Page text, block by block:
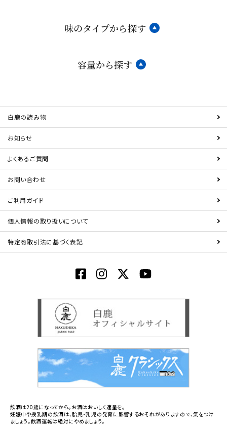
味のタイプから探す
容量から探す
白鹿の読み物
お知らせ
よくあるご質問
お問い合わせ
ご利用ガイド
個人情報の取り扱いについて
特定商取引法に基づく表記
飲酒は20歳になってから。お酒はおいしく適量を。
妊娠中や授乳期の飲酒は、胎児・乳児の発育に影響するおそれがありますので、気をつけ
ましょう。飲酒運転は絶対にやめましょう。